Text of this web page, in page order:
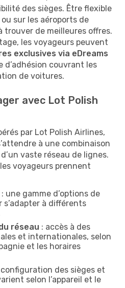
des sièges. Être flexible
sur les aéroports de
trouver de meilleures offres.
les voyageurs peuvent
exclusives via eDreams
d’adhésion couvrant les
de voitures.
avec Lot Polish
par Lot Polish Airlines,
à une combinaison
vaste réseau de lignes.
voyageurs prennent
: une gamme d’options de
s’adapter à différents
réseau : accès à des
et internationales, selon
et les horaires
configuration des sièges et
selon l’appareil et le